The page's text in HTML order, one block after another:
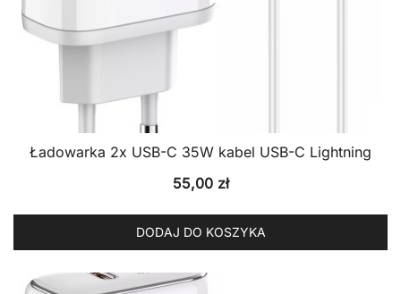
Ładowarka 2x USB-C 35W kabel USB-C Lightning
55,00 zł
DODAJ DO KOSZYKA